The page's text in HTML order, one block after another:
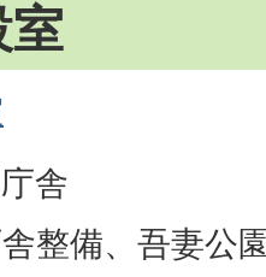
室
舎
整備、吾妻公